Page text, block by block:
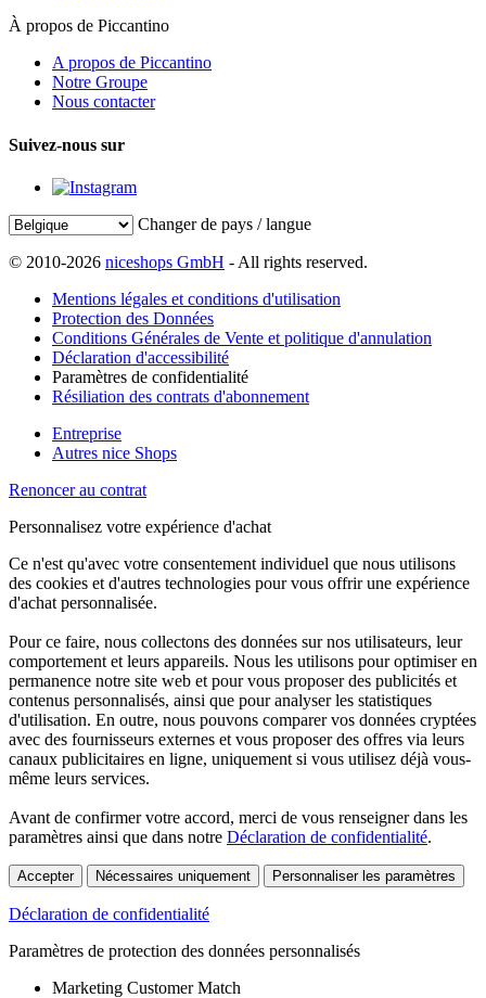
À propos de Piccantino
A propos de Piccantino
Notre Groupe
Nous contacter
Suivez-nous sur
Changer de pays / langue
© 2010-2026 niceshops GmbH - All rights reserved.
Mentions légales et conditions d'utilisation
Protection des Données
Conditions Générales de Vente et politique d'annulation
Déclaration d'accessibilité
Paramètres de confidentialité
Résiliation des contrats d'abonnement
Entreprise
Autres nice Shops
Renoncer au contrat
Personnalisez votre expérience d'achat
Ce n'est qu'avec votre consentement individuel que nous utilisons
des cookies et d'autres technologies pour vous offrir une expérience
d'achat personnalisée.
Pour ce faire, nous collectons des données sur nos utilisateurs, leur
comportement et leurs appareils. Nous les utilisons pour optimiser en
permanence notre site web et pour vous proposer des publicités et
contenus personnalisés, ainsi que pour analyser les statistiques
d'utilisation. En outre, nous pouvons comparer vos données cryptées
avec des fournisseurs externes et vous proposer des offres via leurs
canaux publicitaires en ligne, uniquement si vous utilisez déjà vous-
même leurs services.
Avant de confirmer votre accord, merci de vous renseigner dans les
paramètres ainsi que dans notre Déclaration de confidentialité.
Accepter Nécessaires uniquement Personnaliser les paramètres
Déclaration de confidentialité
Paramètres de protection des données personnalisés
Marketing Customer Match